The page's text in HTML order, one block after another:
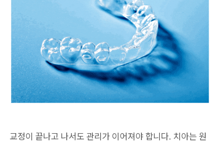
교정이 끝나고 나서도 관리가 이어져야 합니다. 치아는 원